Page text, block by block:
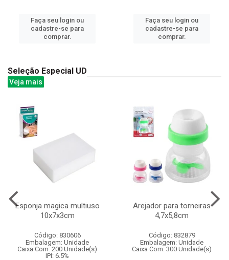
Faça seu login ou
cadastre-se para
comprar.
Faça seu login ou
cadastre-se para
comprar.
Seleção Especial UD
Veja mais
Esponja magica multiuso
10x7x3cm
Código: 830606
Embalagem: Unidade
Caixa Com: 200 Unidade(s)
IPI: 6.5%
Arejador para torneiras
4,7x5,8cm
Código: 832879
Embalagem: Unidade
Caixa Com: 300 Unidade(s)